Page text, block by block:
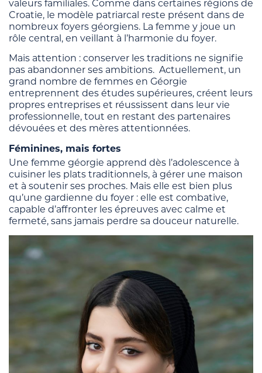
valeurs familiales. Comme dans certaines régions de
Croatie, le modèle patriarcal reste présent dans de
nombreux foyers géorgiens. La femme y joue un
rôle central, en veillant à l’harmonie du foyer.
Mais attention : conserver les traditions ne signifie
pas abandonner ses ambitions. Actuellement, un
grand nombre de femmes en Géorgie
entreprennent des études supérieures, créent leurs
propres entreprises et réussissent dans leur vie
professionnelle, tout en restant des partenaires
dévouées et des mères attentionnées.
Féminines, mais fortes
Une femme géorgie apprend dès l’adolescence à
cuisiner les plats traditionnels, à gérer une maison
et à soutenir ses proches. Mais elle est bien plus
qu’une gardienne du foyer : elle est combative,
capable d’affronter les épreuves avec calme et
fermeté, sans jamais perdre sa douceur naturelle.